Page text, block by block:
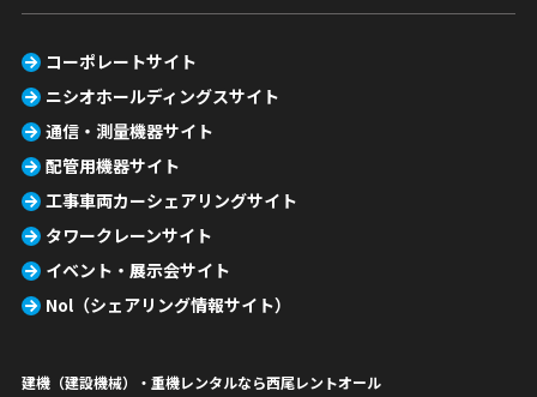
コーポレートサイト
ニシオホールディングスサイト
通信・測量機器サイト
配管用機器サイト
工事車両カーシェアリングサイト
タワークレーンサイト
イベント・展示会サイト
Nol（シェアリング情報サイト）
建機（建設機械）・重機レンタルなら西尾レントオール